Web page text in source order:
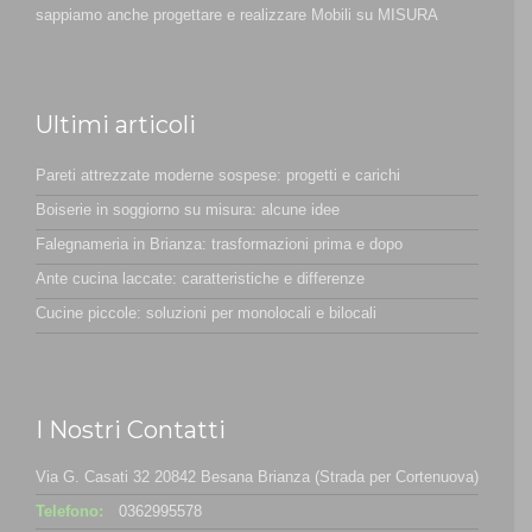
sappiamo anche progettare e realizzare Mobili su MISURA
Ultimi articoli
Pareti attrezzate moderne sospese: progetti e carichi
Boiserie in soggiorno su misura: alcune idee
Falegnameria in Brianza: trasformazioni prima e dopo
Ante cucina laccate: caratteristiche e differenze
Cucine piccole: soluzioni per monolocali e bilocali
I Nostri Contatti
Via G. Casati 32 20842 Besana Brianza (Strada per Cortenuova)
Telefono:
0362995578